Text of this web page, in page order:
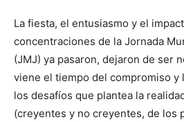
La fiesta, el entusiasmo y el
concentraciones de la Jornada
(JMJ) ya pasaron, dejaron de ser
viene el tiempo del compromiso y
los desafíos que plantea la
(creyentes y no creyentes, de los